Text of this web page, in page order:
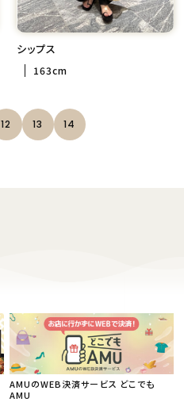
シップス
163cm
12 13 14
AMUのWEB決済サービス どこでも
AMU